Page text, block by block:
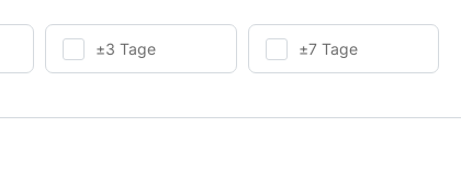
±3 Tage ±7 Tage